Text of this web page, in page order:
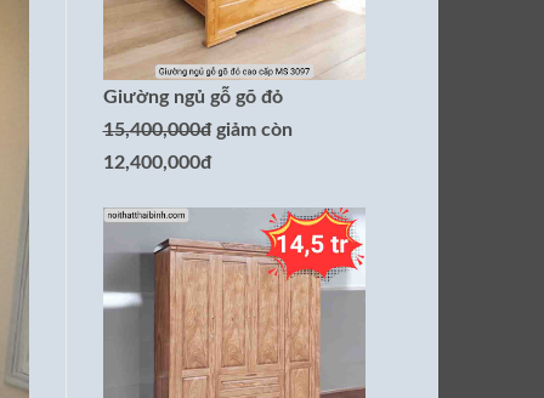
Giường ngủ gỗ gõ đỏ
15,400,000đgiảm còn
12,400,000đ